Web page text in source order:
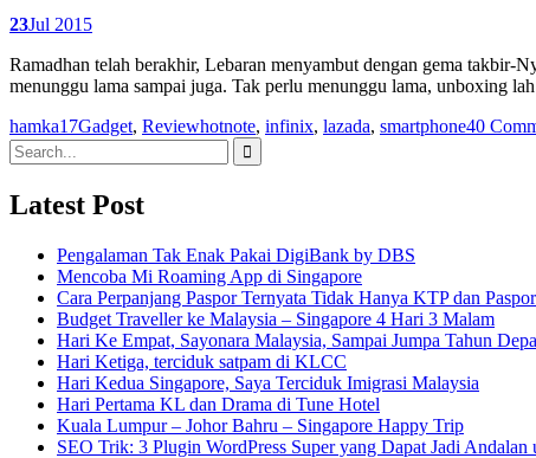
23Jul 2015
Ramadhan telah berakhir, Lebaran menyambut dengan gema takbir-
menunggu lama sampai juga. Tak perlu menunggu lama, unboxing
hamka17Gadget, Reviewhotnote, infinix, lazada, smartphone40
Search
for:
Latest Post
Pengalaman Tak Enak Pakai DigiBank by DBS
Mencoba Mi Roaming App di Singapore
Cara Perpanjang Paspor Ternyata Tidak Hanya KTP dan
Budget Traveller ke Malaysia – Singapore 4 Hari 3 Malam
Hari Ke Empat, Sayonara Malaysia, Sampai Jumpa Tahun
Hari Ketiga, terciduk satpam di KLCC
Hari Kedua Singapore, Saya Terciduk Imigrasi Malaysia
Hari Pertama KL dan Drama di Tune Hotel
Kuala Lumpur – Johor Bahru – Singapore Happy Trip
SEO Trik: 3 Plugin WordPress Super yang Dapat Jadi